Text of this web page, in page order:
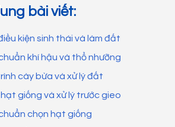
bài viết:
kiện sinh thái và làm đất
khí hậu và thổ nhưỡng
cày bừa và xử lý đất
hạt giống và xử lý trước gieo
chọn hạt giống